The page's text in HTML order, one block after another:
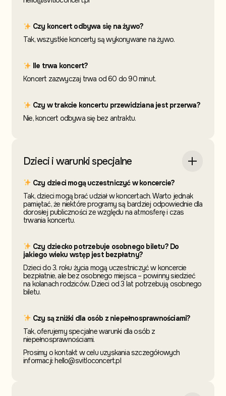
Czy koncert odbywa się na żywo?
Tak, wszystkie koncerty są wykonywane na żywo.
Ile trwa koncert?
Koncert zazwyczaj trwa od 60 do 90 minut.
Czy w trakcie koncertu przewidziana jest przerwa?
Nie, koncert odbywa się bez antraktu.
Dzieci i warunki specjalne
Czy dzieci mogą uczestniczyć w koncercie?
Tak, dzieci mogą brać udział w koncertach. Warto jednak
pamiętać, że niektóre programy są bardziej odpowiednie dla
dorosłej publiczności ze względu na atmosferę i czas
trwania koncertu.
Czy dziecko potrzebuje osobnego biletu? Do
jakiego wieku wstęp jest bezpłatny?
Dzieci do 3. roku życia mogą uczestniczyć w koncercie
bezpłatnie, ale bez osobnego miejsca – powinny siedzieć
na kolanach rodziców. Dzieci od 3 lat potrzebują osobnego
biletu.
Czy są zniżki dla osób z niepełnosprawnościami?
Tak, oferujemy specjalne warunki dla osób z
niepełnosprawnościami.
Prosimy o kontakt w celu uzyskania szczegółowych
informacji: hello@svitloconcert.pl